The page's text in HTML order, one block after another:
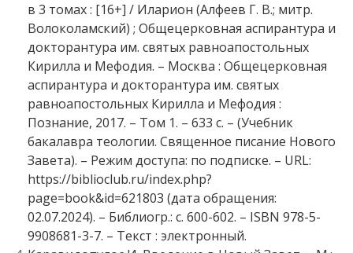
в 3 томах : [16+] / Иларион (Алфеев Г. В.; митр.
Волоколамский) ; Общецерковная аспирантура и
докторантура им. святых равноапостольных
Кирилла и Мефодия. – Москва : Общецерковная
аспирантура и докторантура им. святых
равноапостольных Кирилла и Мефодия :
Познание, 2017. – Том 1. – 633 с. – (Учебник
бакалавра теологии. Священное писание Нового
Завета). – Режим доступа: по подписке. – URL:
https://biblioclub.ru/index.php?
page=book&id=621803 (дата обращения:
02.07.2024). – Библиогр.: с. 600-602. – ISBN 978-5-
9908681-3-7. – Текст : электронный.